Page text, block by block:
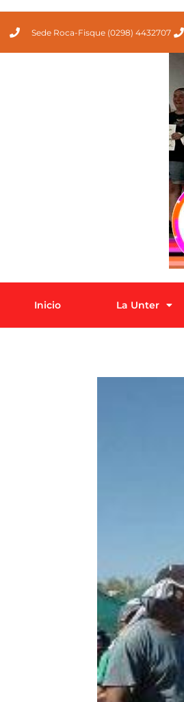
Sede Roca-Fisque (0298) 4432707
Inicio La Unter